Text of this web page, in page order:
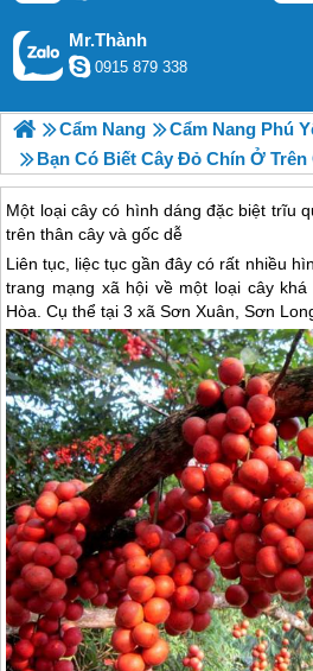
Mr.Thành
0915 879 338
Cẩm Nang Cẩm Nang Phú
Bạn Có Biết Cây Đỏ Chín Ở Trên Cao Nguyên
Một loại cây có hình dáng đặc biệt trĩu
trên thân cây và gốc dễ
Liên tục, liệc tục gần đây có rất nhiều
trang mạng xã hội về một loại cây
Hòa. Cụ thể tại 3 xã Sơn Xuân, Sơn